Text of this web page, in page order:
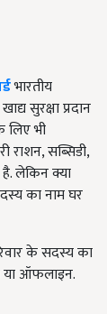
भारतीय
सुरक्षा प्रदान
लिए भी
सब्सिडी,
लेकिन क्या
का नाम घर
के सदस्य का
ऑफलाइन.